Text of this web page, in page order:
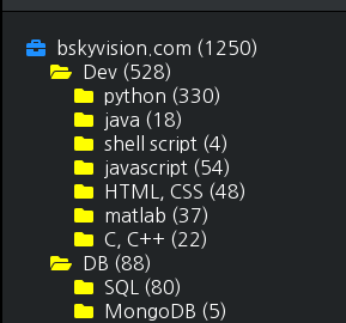
bskyvision.com (1250)
Dev (528)
python (330)
java (18)
shell script (4)
javascript (54)
HTML, CSS (48)
matlab (37)
C, C++ (22)
DB (88)
SQL (80)
MongoDB (5)